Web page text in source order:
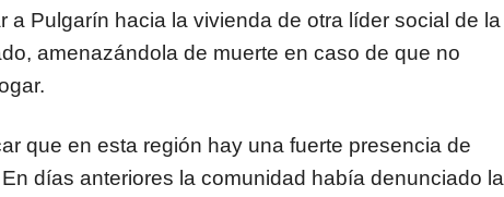
a Pulgarín hacia la vivienda de otra líder social de la
amenazándola de muerte en caso de que no
que en esta región hay una fuerte presencia de
días anteriores la comunidad había denunciado la